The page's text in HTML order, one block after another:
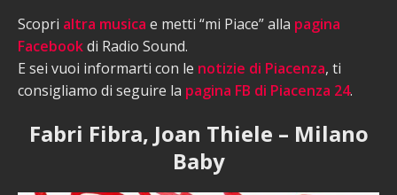
Scopri altra musica e metti “mi Piace” alla pagina
Facebookdi Radio Sound.
E sei vuoi informarti con le notizie di Piacenza, ti
consigliamo di seguire la pagina FB di Piacenza 24.
Fabri Fibra, Joan Thiele – Milano
Baby